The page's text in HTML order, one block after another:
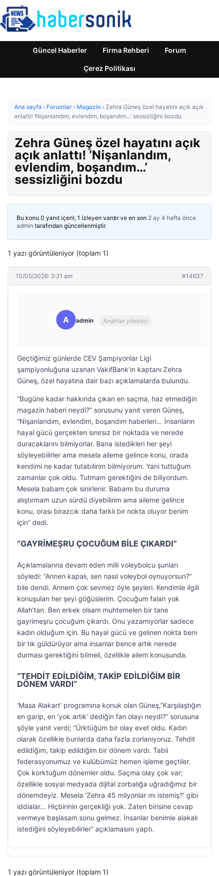
Güncel Haberler Firma Rehberi Forum
Çerez Politikası
Ana sayfa › Forumlar › Magazin › Zehra Güneş özel hayatını açık açık
anlattı! ‘Nişanlandım, evlendim, boşandım…’ sessizliğini bozdu
Zehra Güneş özel hayatını açık
açık anlattı! ‘Nişanlandım,
evlendim, boşandım…’
sessizliğini bozdu
Bu konu 0 yanıt içerir, 1 izleyen vardır ve en son 2 ay 4 hafta önce
admin tarafından güncellenmiştir.
1 yazı görüntüleniyor (toplam 1)
10/05/2026: 3:21 am #14637
A admin Anahtar yönetici
Geçtiğimiz günlerde CEV Şampiyonlar Ligi
şampiyonluğuna uzanan VakıfBank’ın kaptanı Zehra
Güneş, özel hayatına dair bazı açıklamalarda bulundu.
“Bugüne kadar hakkında çıkan en saçma, haz etmediğin
magazin haberi neydi?” sorusunu yanıt veren Güneş,
“Nişanlandım, evlendim, boşandım haberleri… İnsanların
hayal gücü gerçekten sınırsız bir noktada ve nerede
duracaklarını bilmiyorlar. Bana istedikleri her şeyi
söyleyebilirler ama mesela aileme gelince konu, orada
kendimi ne kadar tutabilirim bilmiyorum. Yani tuttuğum
zamanlar çok oldu. Tutmam gerektiğini de biliyordum.
Mesela babam çok sinirlenir. Babamı bu duruma
alıştırmam uzun sürdü diyebilirim ama aileme gelince
konu, orası birazcık daha farklı bir nokta oluyor benim
için” dedi.
“GAYRİMEŞRU ÇOCUĞUM BİLE ÇIKARDI”
Açıklamalarına devam eden milli voleybolcu şunları
söyledi: “Annen kapalı, sen nasıl voleybol oynuyorsun?”
bile dendi. Annem çok sevmez öyle şeyleri. Kendimle ilgili
konuşulan her şeyi göğüslerim. Çocuğum falan yok
Allah’tan. Ben erkek olsam muhtemelen bir tane
gayrimeşru çocuğum çıkardı. Onu yazamıyorlar sadece
kadın olduğum için. Bu hayal gücü ve gelinen nokta beni
bir tık güldürüyor ama insanlar bence artık nerede
durması gerektiğini bilmeli, özellikle ailem konusunda.
“TEHDİT EDİLDİĞİM, TAKİP EDİLDİĞİM BİR
DÖNEM VARDI”
‘Masa Alakart’ programına konuk olan Güneş,”Karşılaştığın
en garip, en ‘yok artık’ dediğin fan olayı neydi?” sorusuna
şöyle yanıt verdi; “Ürktüğüm bir olay evet oldu. Kadın
olarak özellikle bunlarda daha fazla zorlanıyoruz. Tehdit
edildiğim, takip edildiğim bir dönem vardı. Tabii
federasyonumuz ve kulübümüz hemen işleme geçtiler.
Çok korktuğum dönemler oldu. Saçma olay çok var;
özellikle sosyal medyada dijital zorbalığa uğradığımız bir
dönemdeyiz. Mesela ‘Zehra 45 milyonlar mı istemiş?’ gibi
iddialar… Hiçbirinin gerçekliği yok. Zaten birisine cevap
vermeye başlasam sonu gelmez. İnsanlar benimle alakalı
istediğini söyleyebilirler” açıklamasını yaptı.
1 yazı görüntüleniyor (toplam 1)